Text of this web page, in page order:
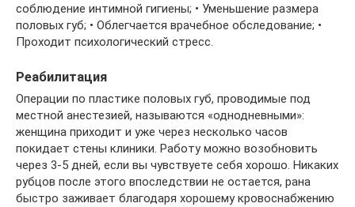
соблюдение интимной гигиены; • Уменьшение размера
половых губ; • Облегчается врачебное обследование; •
Проходит психологический стресс.
Реабилитация
Операции по пластике половых губ, проводимые под
местной анестезией, называются «однодневными»:
женщина приходит и уже через несколько часов
покидает стены клиники. Работу можно возобновить
через 3-5 дней, если вы чувствуете себя хорошо. Никаких
рубцов после этого впоследствии не остается, рана
быстро заживает благодаря хорошему кровоснабжению